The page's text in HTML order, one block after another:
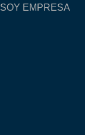
SOY EMPRESA